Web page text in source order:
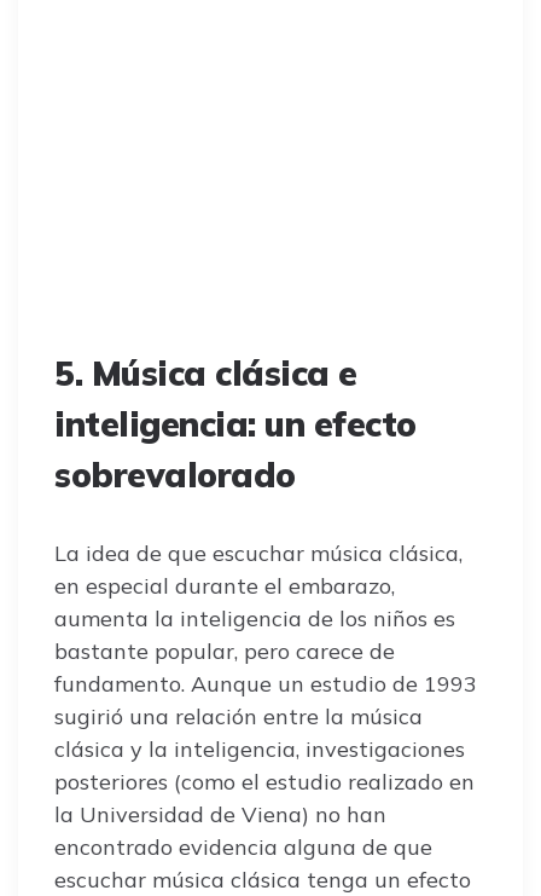
5. Música clásica e
inteligencia: un efecto
sobrevalorado
La idea de que escuchar música clásica,
en especial durante el embarazo,
aumenta la inteligencia de los niños es
bastante popular, pero carece de
fundamento. Aunque un estudio de 1993
sugirió una relación entre la música
clásica y la inteligencia, investigaciones
posteriores (como el estudio realizado en
la Universidad de Viena) no han
encontrado evidencia alguna de que
escuchar música clásica tenga un efecto